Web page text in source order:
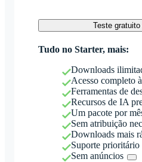
Teste
Tudo no Starter, mais:
Downloads
Acesso completo
Ferramentas de
Recursos de IA
Um pacote por
Sem atribuição
Downloads mais
Suporte prioritário
Sem anúncios